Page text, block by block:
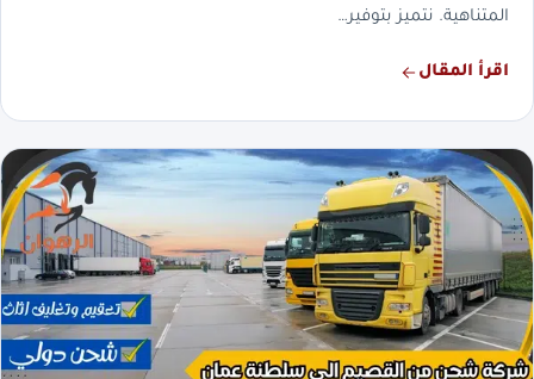
المتناهية. نتميز بتوفير…
اقرأ المقال